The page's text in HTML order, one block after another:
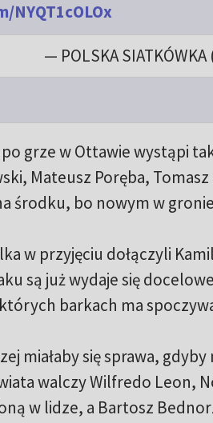
— POLSKA
grze w Ottawie wystąpi
Mateusz Poręba,
środku, bo nowym w
w przyjęciu dołączyli
są już wydaje się
barkach ma
miałaby się sprawa,
walczy Wilfredo Leon,
w lidze, a Bartosz